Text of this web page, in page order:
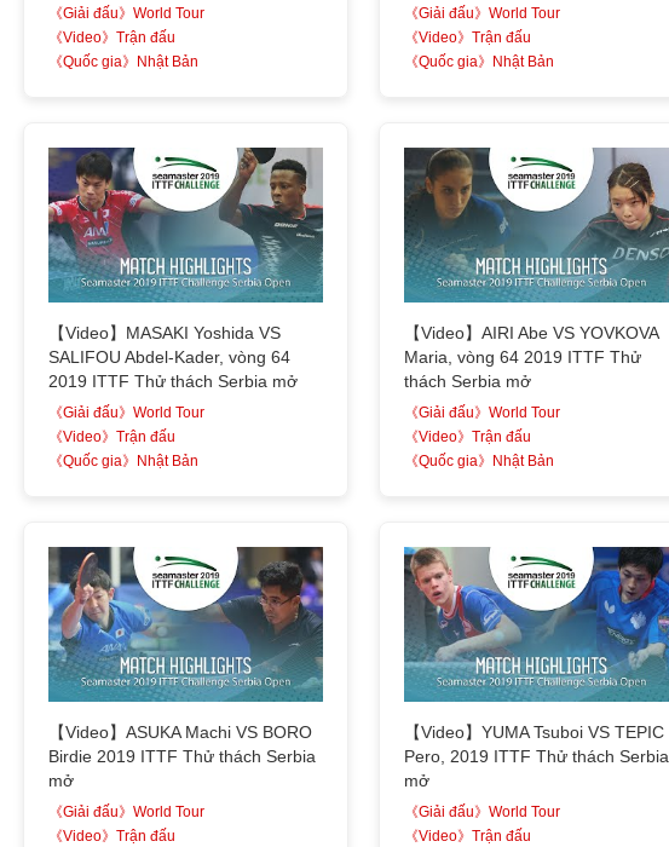
《Giải đấu》World Tour
《Video》Trận đấu
《Quốc gia》Nhật Bản
《Giải đấu》World Tour
《Video》Trận đấu
《Quốc gia》Nhật Bản
【Video】MASAKI Yoshida VS
SALIFOU Abdel-Kader, vòng 64
2019 ITTF Thử thách Serbia mở
《Giải đấu》World Tour
《Video》Trận đấu
《Quốc gia》Nhật Bản
【Video】AIRI Abe VS YOVKOVA
Maria, vòng 64 2019 ITTF Thử
thách Serbia mở
《Giải đấu》World Tour
《Video》Trận đấu
《Quốc gia》Nhật Bản
【Video】ASUKA Machi VS BORO
Birdie 2019 ITTF Thử thách Serbia
mở
《Giải đấu》World Tour
《Video》Trận đấu
【Video】YUMA Tsuboi VS TEPIC
Pero, 2019 ITTF Thử thách Serbia
mở
《Giải đấu》World Tour
《Video》Trận đấu